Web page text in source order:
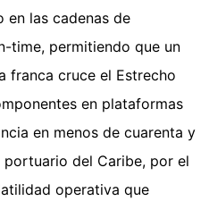
en las cadenas de
time, permitiendo que un
franca cruce el Estrecho
en plataformas
en menos de cuarenta y
del Caribe, por el
operativa que